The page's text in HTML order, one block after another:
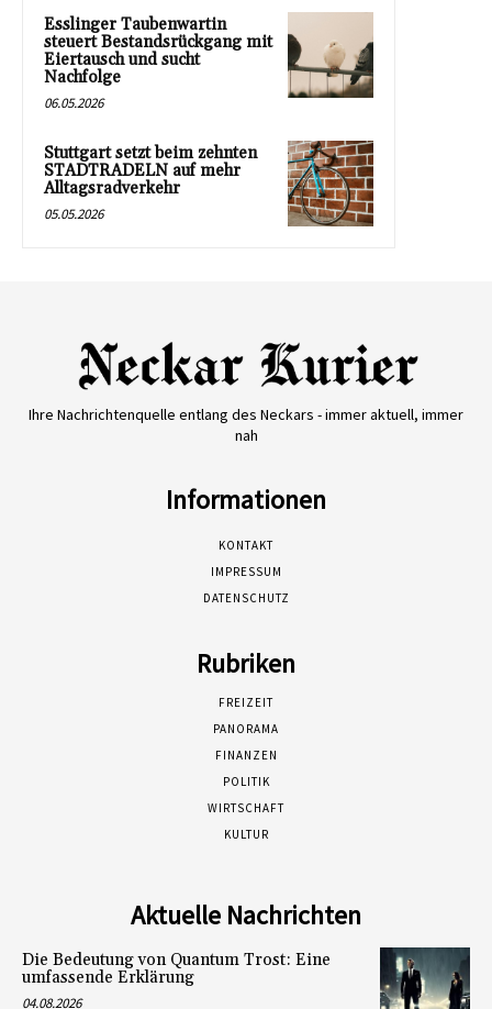
Esslinger Taubenwartin
steuert Bestandsrückgang mit
Eiertausch und sucht
Nachfolge
06.05.2026
Stuttgart setzt beim zehnten
STADTRADELN auf mehr
Alltagsradverkehr
05.05.2026
Ihre Nachrichtenquelle entlang des Neckars - immer aktuell, immer
nah
Informationen
KONTAKT
IMPRESSUM
DATENSCHUTZ
Rubriken
FREIZEIT
PANORAMA
FINANZEN
POLITIK
WIRTSCHAFT
KULTUR
Aktuelle Nachrichten
Die Bedeutung von Quantum Trost: Eine
umfassende Erklärung
04.08.2026